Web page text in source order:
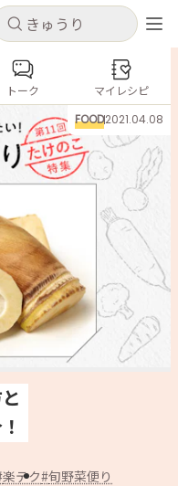
キャンセル
存できます
新規登録
キャンセル
コンテンツ
とうもろこし
ヤ
トーク マイレシピ
楽テク 旬野菜便り
FOOD2021.04.08